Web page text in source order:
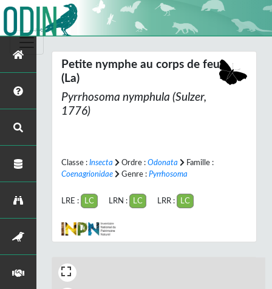
Petite nymphe au corps de feu
(La)
Pyrrhosoma nymphula (Sulzer,
1776)
Classe : Insecta Ordre : Odonata
Famille :
Coenagrionidae
Genre : Pyrrhosoma
LRE : LC LRN : LC LRR : LC